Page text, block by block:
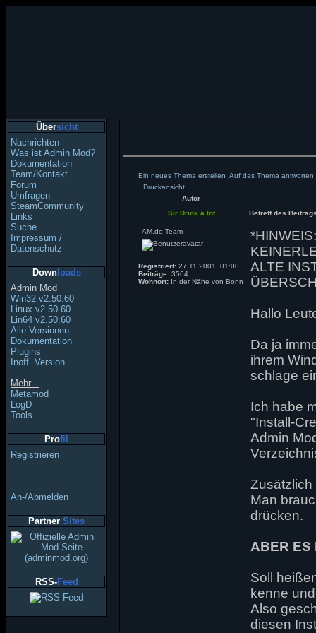
Übersicht
Nachrichten
Was ist Admin Mod?
Dokumentation
Team/Kontakt
Forum
Umfragen
SteamCommunity
Links
Suche
Impressum /
Datenschutz
Downloads
Admin Mod
Win32 v2.50.60
Linux v2.50.60
Lin64 v2.50.60
Alle Versionen
Dokumentation
Plugins
Inoff. Version
Mehr...
Metamod
LogD
Tools
Profil
Registrieren
An-/Abmelden
Partner Sites
RSS-Feed
Ein neues Thema erstellen Auf das Thema antworten
Druckansicht
Autor
Sir Drink a lot
Betreff des
AM.de Team
Registriert: 27.11.2001, 01:00
Beiträge: 3564
Wohnort: In der Nähe von Bonn
ALTE
Hallo
Da ja
ihrem
schlage
Ich habe
"Install-
Admin
Man
drücken.
ABER ES
Soll
kenne
Also
diesen